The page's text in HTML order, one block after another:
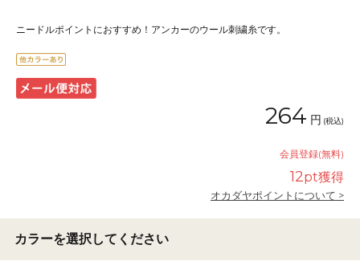
ニードルポイントにおすすめ！アンカーのウール刺繍糸です。
264 円 (税込)
会員登録(無料)
12pt獲得
オカダヤポイントについて >
カラーを選択してください